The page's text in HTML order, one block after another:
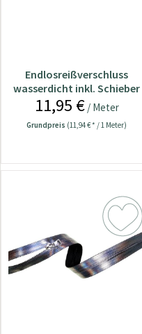
Endlosreißverschluss
wasserdicht inkl. Schieber
Glitzer schwarz
11,95 €/ Meter
Grundpreis (11,94 € * / 1 Meter)